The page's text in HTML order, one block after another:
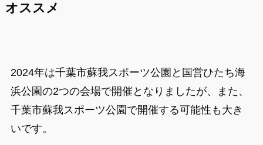
オススメ
2024年は千葉市蘇我スポーツ公園と国営ひたち海
浜公園の2つの会場で開催となりましたが、また、
千葉市蘇我スポーツ公園で開催する可能性も大き
いです。